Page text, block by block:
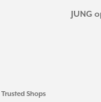
JUNG
Trusted Shops